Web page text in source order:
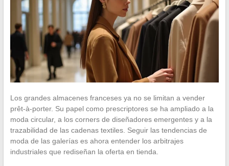
Los grandes almacenes franceses ya no se limitan a vender
prêt-à-porter. Su papel como prescriptores se ha ampliado a la
moda circular, a los corners de diseñadores emergentes y a la
trazabilidad de las cadenas textiles. Seguir las tendencias de
moda de las galerías es ahora entender los arbitrajes
industriales que rediseñan la oferta en tienda.